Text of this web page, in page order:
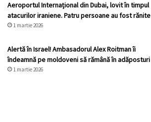
Aeroportul Internațional din Dubai, lovit în timpul
atacurilor iraniene. Patru persoane au fost rănite
1 martie 2026
Alertă în Israel! Ambasadorul Alex Roitman îi
îndeamnă pe moldoveni să rămână în adăposturi
1 martie 2026